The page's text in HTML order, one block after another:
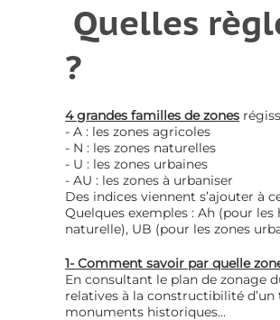
Quelles
?
4 grandes familles de zones
- A : les zones agricoles
- N : les zones naturelles
- U : les zones urbaines
- AU : les zones à urbaniser
Des indices viennent s’ajouter à
Quelques exemples : Ah (pour
naturelle), UB (pour les zones
1- Comment savoir par quelle
En consultant le plan de zonage
relatives à la constructibilité
monuments historiques...